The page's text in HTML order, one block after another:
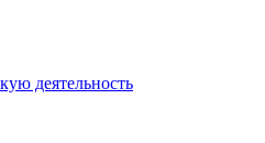
деятельность